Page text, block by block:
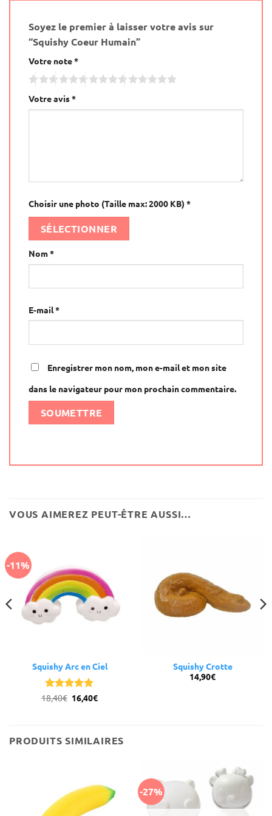
Soyez le premier à laisser votre avis sur
“Squishy Coeur Humain”
Votre note*
Votre avis*
Choisir une photo (Taille max: 2000 KB) *
SÉLECTIONNER
Nom*
E-mail*
Enregistrer mon nom, mon e-mail et mon site
dans le navigateur pour mon prochain commentaire.
VOUS AIMEREZ PEUT-ÊTRE AUSSI…
-11%
Squishy Arc en Ciel
Note 5sur
18,40€ Le
prix
16,40€Le
prix
Squishy Crotte
14,90€
PRODUITS SIMILAIRES
-27%